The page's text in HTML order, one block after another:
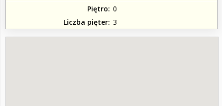
Piętro 0
Liczba pięter 3